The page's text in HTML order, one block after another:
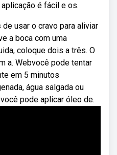
é fácil e os.
usar o cravo para aliviar
a boca com uma
coloque dois a três. O
a. Webvocê pode tentar
em 5 minutos
água salgada ou
pode aplicar óleo de.